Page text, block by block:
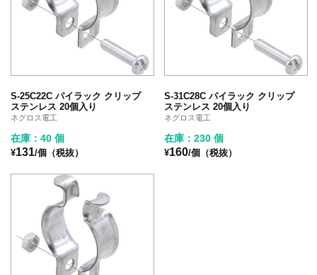
S-25C22C パイラック クリップ
ステンレス 20個入り
ネグロス電工
在庫：40 個
¥131/個（税抜）
S-31C28C パイラック クリップ
ステンレス 20個入り
ネグロス電工
在庫：230 個
¥160/個（税抜）